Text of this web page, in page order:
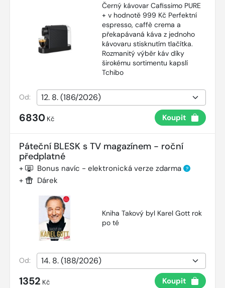
Černý kávovar Cafissimo PURE
+ v hodnotě 999 Kč Perfektní
espresso, caffè crema a
překapávaná káva z jednoho
kávovaru stisknutím tlačítka.
Rozmanitý výběr káv díky
širokému sortimentu kapslí
Tchibo
Od:
6830 Kč Koupit
Páteční BLESK s TV magazínem - roční
předplatné
+ Bonus navíc - elektronická verze zdarma ?
+ Dárek
Kniha Takový byl Karel Gott rok
po té
Od:
1352 Kč Koupit